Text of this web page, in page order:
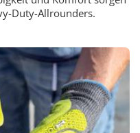
Duty-Allrounders.